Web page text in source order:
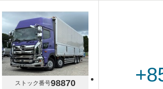
ストック番号98870